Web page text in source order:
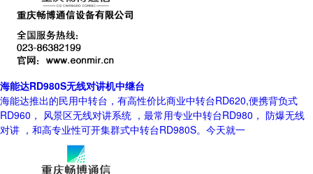
海能达RD980S无线对讲机中继台
海能达推出的民用中转台，有高性价比商业中转台RD620,便携背负式
RD960， 风景区无线对讲系统 ，最常用专业中转台RD980， 防爆无线
对讲 ，和高专业性可开集群式中转台RD980S。今天就一